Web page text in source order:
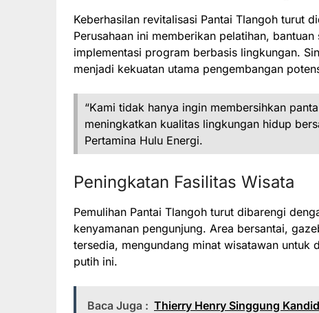
Keberhasilan revitalisasi Pantai Tlangoh turut
Perusahaan ini memberikan pelatihan,
implementasi program berbasis lingkungan.
menjadi kekuatan utama pengembangan
“Kami tidak hanya ingin membersihkan
meningkatkan kualitas lingkungan hidup
Pertamina Hulu Energi.
Peningkatan Fasilitas Wisata
Pemulihan Pantai Tlangoh turut dibarengi
kenyamanan pengunjung. Area bersantai,
tersedia, mengundang minat wisatawan untuk
putih ini.
Baca Juga : Thierry Henry Singgung